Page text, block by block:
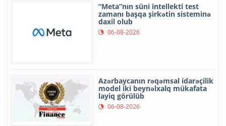
“Meta”nın süni intellekti test
zamanı başqa şirkətin sisteminə
daxil olub
06-08-2026
Azərbaycanın rəqəmsal idarəçilik
model iki beynəlxalq mükafata
layiq görülüb
06-08-2026